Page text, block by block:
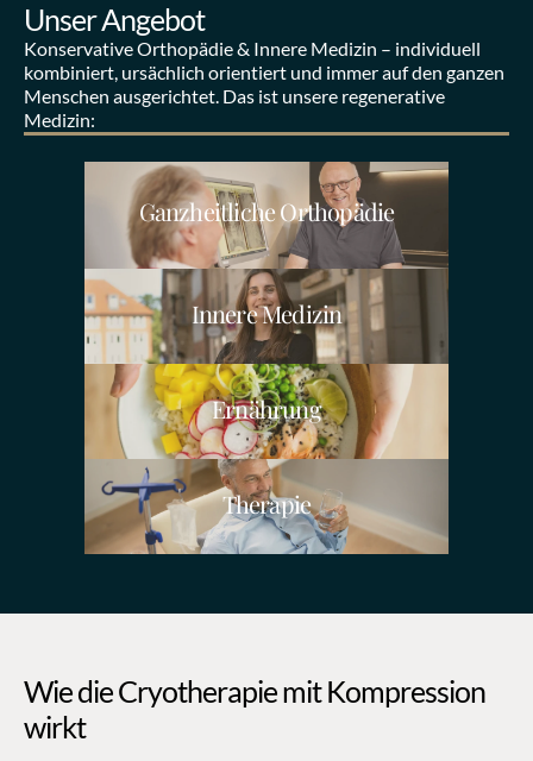
Unser Angebot
Konservative Orthopädie & Innere Medizin – individuell
kombiniert, ursächlich orientiert und immer auf den ganzen
Menschen ausgerichtet. Das ist unsere regenerative
Medizin:
Ganzheitliche Orthopädie
Innere Medizin
Ernährung
Therapie
Wie die Cryotherapie mit Kompression
wirkt